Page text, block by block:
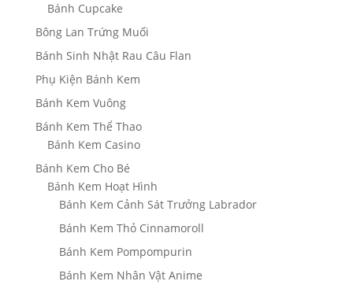
Bánh Cupcake
Bông Lan Trứng Muối
Bánh Sinh Nhật Rau Câu Flan
Phụ Kiện Bánh Kem
Bánh Kem Vuông
Bánh Kem Thể Thao
Bánh Kem Casino
Bánh Kem Cho Bé
Bánh Kem Hoạt Hình
Bánh Kem Cảnh Sát Trưởng Labrador
Bánh Kem Thỏ Cinnamoroll
Bánh Kem Pompompurin
Bánh Kem Nhân Vật Anime